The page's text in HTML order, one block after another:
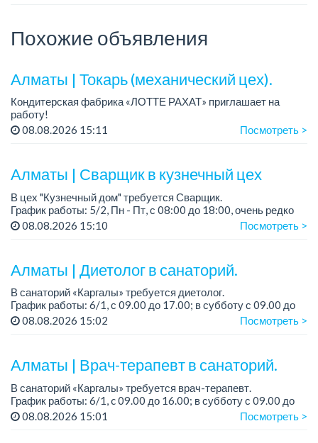
Похожие объявления
Алматы | Токарь (механический цех).
Кондитерская фабрика «ЛОТТЕ РАХАТ» приглашает на
работу!
График работы: сменный.
08.08.2026 15:11 Посмотреть >
Алматы | Сварщик в кузнечный цех
В цех "Кузнечный дом" требуется Сварщик.
График работы: 5/2, Пн - Пт, с 08:00 до 18:00, очень редко
суббота.
-...
08.08.2026 15:10 Посмотреть >
Алматы | Диетолог в санаторий.
В санаторий «Каргалы» требуется диетолог.
График работы: 6/1, с 09.00 до 17.00; в субботу с 09.00 до
12.00.
...
08.08.2026 15:02 Посмотреть >
Алматы | Врач-терапевт в санаторий.
В санаторий «Каргалы» требуется врач-терапевт.
График работы: 6/1, c 09.00 до 16.00; в субботу с 09.00 до
12.00.
08.08.2026 15:01 Посмотреть >